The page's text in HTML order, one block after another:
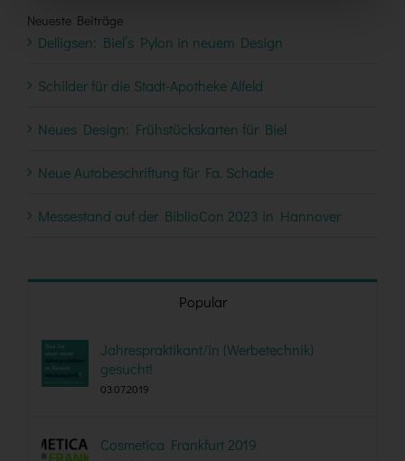
Neueste Beiträge
Delligsen: Biel’s Pylon in neuem Design
Schilder für die Stadt-Apotheke Alfeld
Neues Design: Frühstückskarten für Biel
Neue Autobeschriftung für Fa. Schade
Messestand auf der BiblioCon 2023 in Hannover
Popular
Jahrespraktikant/in (Werbetechnik)
gesucht!
03.07.2019
Cosmetica Frankfurt 2019